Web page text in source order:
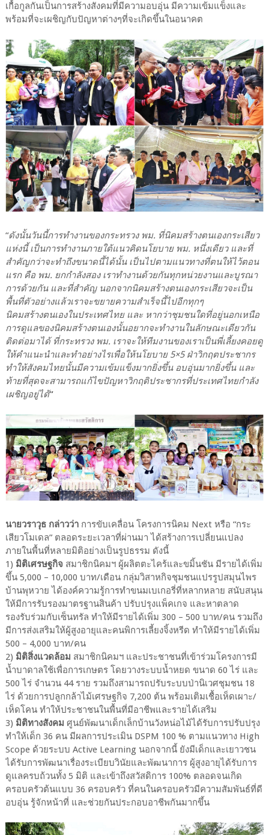
เกื้อกูลกันเป็นการสร้างสังคมที่มีความอบอุ่น มีความเข้มแข็งและ
พร้อมที่จะเผชิญกับปัญหาต่างๆที่จะเกิดขึ้นในอนาคต
“ดังนั้นวันนี้การทำงานของกระทรวง พม. ที่นิคมสร้างตนเองกระเสียว
แห่งนี้ เป็นการทำงานภายใต้แนวคิดนโยบาย พม. หนึ่งเดียว และที่
สำคัญกว่าจะทำถึงขนาดนี้ได้นั้น เป็นไปตามแนวทางที่ตนให้ไว้ตอน
แรก คือ พม. ยกกำลังสอง เราทำงานด้วยกันทุกหน่วยงานและบูรณา
การด้วยกัน และที่สำคัญ นอกจากนิคมสร้างตนเองกระเสียวจะเป็น
พื้นที่ตัวอย่างแล้วเราจะขยายความสำเร็จนี้ไปอีกทุกๆ
นิคมสร้างตนเองในประเทศไทย และ หากว่าชุมชนใดที่อยู่นอกเหนือ
การดูแลของนิคมสร้างตนเองนั้นอยากจะทำงานในลักษณะเดียวกัน
ติดต่อมาได้ ที่กระทรวง พม. เราจะให้ทีมงานของเราเป็นพี่เลี้ยงคอยดู
ให้คำแนะนำและทำอย่างไรเพื่อให้นโยบาย 5×5 ฝ่าวิกฤตประชากร
ทำให้สังคมไทยนั้นมีความเข้มแข็งมากยิ่งขึ้น อบอุ่นมากยิ่งขึ้น และ
ท้ายที่สุดจะสามารถแก้ไขปัญหาวิกฤติประชากรที่ประเทศไทยกำลัง
เผชิญอยู่ได้”
นายวราวุธ กล่าวว่าการขับเคลื่อน โครงการนิคม Next หรือ “กระ
เสียวโมเดล” ตลอดระยะเวลาที่ผ่านมา ได้สร้างการเปลี่ยนแปลง
ภายในพื้นที่หลายมิติอย่างเป็นรูปธรรม ดังนี้
1) มิติเศรษฐกิจ สมาชิกนิคมฯ ผู้ผลิตตะไคร้และขมิ้นชัน มีรายได้เพิ่ม
ขึ้น 5,000 – 10,000 บาท/เดือน กลุ่มวิสาหกิจชุมชนแปรรูปสมุนไพร
บ้านพุหวาย ได้องค์ความรู้การทำขนมเบเกอรี่ที่หลากหลาย สนับสนุน
ให้มีการรับรองมาตรฐานสินค้า ปรับปรุงแพ็คเกจ และหาตลาด
รองรับร่วมกับเซ็นทรัล ทำให้มีรายได้เพิ่ม 300 – 500 บาท/คน รวมถึง
มีการส่งเสริมให้ผู้สูงอายุและคนพิการเลี้ยงจิ้งหรีด ทำให้มีรายได้เพิ่ม
500 – 4,000 บาท/คน
2) มิติสิ่งแวดล้อม สมาชิกนิคมฯ และประชาชนที่เข้าร่วมโครงการมี
น้ำบาดาลใช้เพื่อการเกษตร โดยวางระบบน้ำหยด ขนาด 60 ไร่ และ
500 ไร่ จำนวน 44 ราย รวมถึงสามารถปรับระบบป่านิเวศชุมชน 18
ไร่ ด้วยการปลูกกล้าไม้เศรษฐกิจ 7,200 ต้น พร้อมเติมเชื้อเห็ดเผาะ/
เห็ดโคน ทำให้ประชาชนในพื้นที่มีอาชีพและรายได้เสริม
3) มิติทางสังคม ศูนย์พัฒนาเด็กเล็กบ้านวังหน่อไม้ได้รับการปรับปรุง
ทำให้เด็ก 36 คน มีผลการประเมิน DSPM 100 % ตามแนวทาง High
Scope ด้วยระบบ Active Learning นอกจากนี้ ยังมีเด็กและเยาวชน
ได้รับการพัฒนาเรื่องระเบียบวินัยและพัฒนาการ ผู้สูงอายุได้รับการ
ดูแลครบถ้วนทั้ง 5 มิติ และเข้าถึงสวัสดิการ 100% ตลอดจนเกิด
ครอบครัวต้นแบบ 36 ครอบครัว ที่คนในครอบครัวมีความสัมพันธ์ที่ดี
อบอุ่น รู้จักหน้าที่ และช่วยกันประกอบอาชีพกันมากขึ้น